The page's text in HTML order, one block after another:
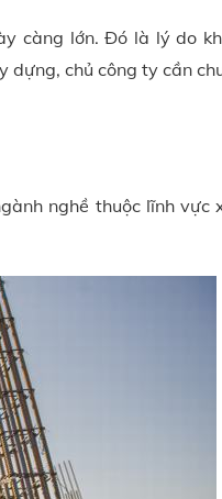
càng lớn. Đó là lý do
dựng, chủ công ty cần
nghề thuộc lĩnh vực